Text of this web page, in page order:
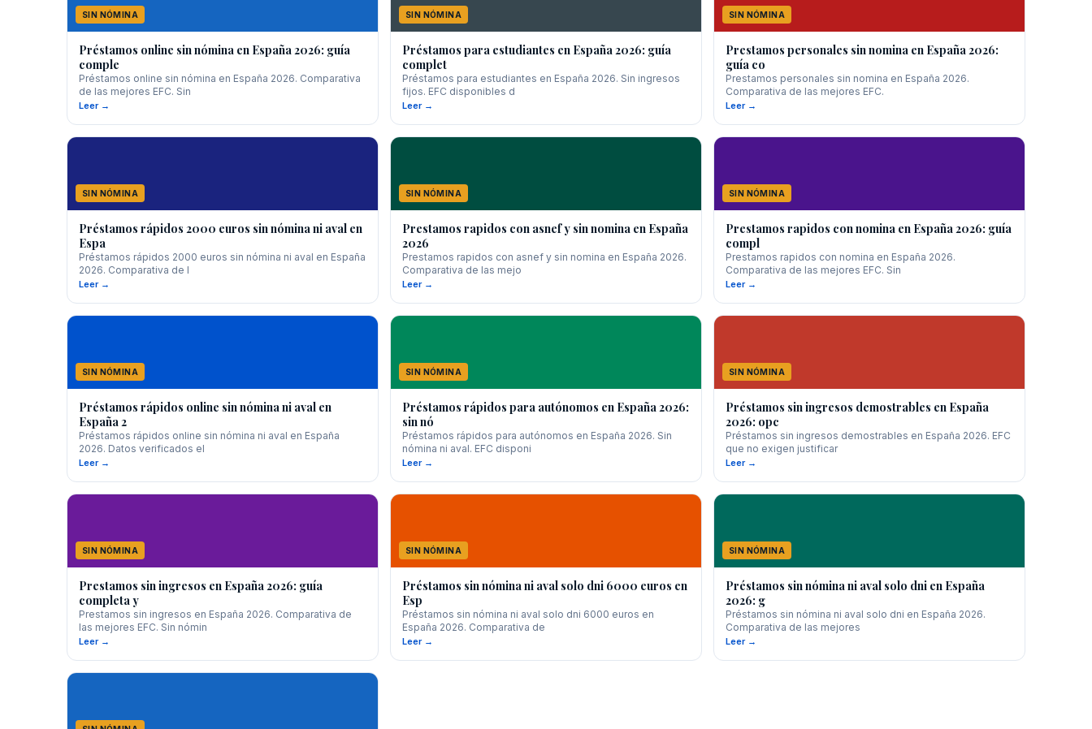
SIN NÓMINA
Préstamos online sin nómina en España 2026: guía
comple
Préstamos online sin nómina en España 2026. Comparativa
de las mejores EFC. Sin
Leer →
SIN NÓMINA
Préstamos para estudiantes en España 2026: guía
complet
Préstamos para estudiantes en España 2026. Sin ingresos
fijos. EFC disponibles d
Leer →
SIN NÓMINA
Prestamos personales sin nomina en España 2026:
guía co
Prestamos personales sin nomina en España 2026.
Comparativa de las mejores EFC.
Leer →
SIN NÓMINA
Préstamos rápidos 2000 euros sin nómina ni aval en
Espa
Préstamos rápidos 2000 euros sin nómina ni aval en España
2026. Comparativa de l
Leer →
SIN NÓMINA
Prestamos rapidos con asnef y sin nomina en España
2026
Prestamos rapidos con asnef y sin nomina en España 2026.
Comparativa de las mejo
Leer →
SIN NÓMINA
Prestamos rapidos con nomina en España 2026: guía
compl
Prestamos rapidos con nomina en España 2026.
Comparativa de las mejores EFC. Sin
Leer →
SIN NÓMINA
Préstamos rápidos online sin nómina ni aval en
España 2
Préstamos rápidos online sin nómina ni aval en España
2026. Datos verificados el
Leer →
SIN NÓMINA
Préstamos rápidos para autónomos en España 2026:
sin nó
Préstamos rápidos para autónomos en España 2026. Sin
nómina ni aval. EFC disponi
Leer →
SIN NÓMINA
Préstamos sin ingresos demostrables en España
2026: opc
Préstamos sin ingresos demostrables en España 2026. EFC
que no exigen justificar
Leer →
SIN NÓMINA
Prestamos sin ingresos en España 2026: guía
completa y
Prestamos sin ingresos en España 2026. Comparativa de
las mejores EFC. Sin nómin
Leer →
SIN NÓMINA
Préstamos sin nómina ni aval solo dni 6000 euros en
Esp
Préstamos sin nómina ni aval solo dni 6000 euros en
España 2026. Comparativa de
Leer →
SIN NÓMINA
Préstamos sin nómina ni aval solo dni en España
2026: g
Préstamos sin nómina ni aval solo dni en España 2026.
Comparativa de las mejores
Leer →